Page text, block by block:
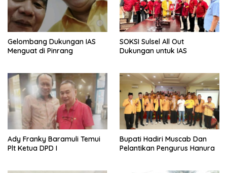
Gelombang Dukungan IAS
Menguat di Pinrang
SOKSI Sulsel All Out
Dukungan untuk IAS
Ady Franky Baramuli Temui
Plt Ketua DPD I
Bupati Hadiri Muscab Dan
Pelantikan Pengurus Hanura